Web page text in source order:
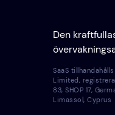
Den
SaaS
Limited,
83, SHOP 17,
Limassol, Cyprus